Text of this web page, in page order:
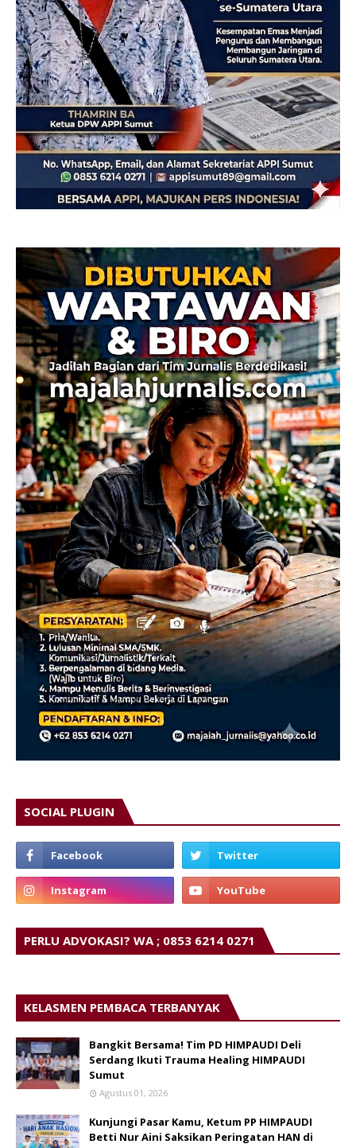
SOCIAL PLUGIN
PERLU ADVOKASI? WA ; 0853 6214 0271
KELASMEN PEMBACA TERBANYAK
Bangkit Bersama! Tim PD HIMPAUDI Deli
Serdang Ikuti Trauma Healing HIMPAUDI
Sumut
Agustus 01, 2026
Kunjungi Pasar Kamu, Ketum PP HIMPAUDI
Betti Nur Aini Saksikan Peringatan HAN di